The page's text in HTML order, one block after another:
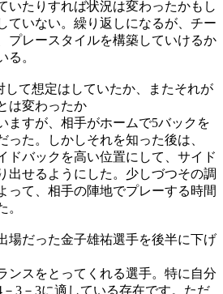
いたりすれば状況は変わったかもし
ていない。繰り返しになるが、チー
プレースタイルを構築していけるか
る。
て想定はしていたか、またそれが
は変わったか
ますが、相手がホームで5バックを
った。しかしそれを知った後は、
ドバックを高い位置にして、サイド
出せるようにした。少しづつその調
って、相手の陣地でプレーする時間
。
場だった金子雄祐選手を後半に下げ
ンスをとってくれる選手。特に自分
3－3に適している存在です。ただ